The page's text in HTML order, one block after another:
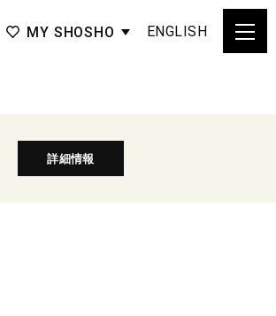
MY SHOSHO ENGLISH
詳細情報